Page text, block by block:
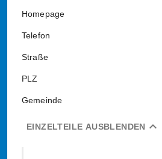
Homepage
Telefon
Straße
PLZ
Gemeinde
expand_less
EINZELTEILE AUSBLENDEN